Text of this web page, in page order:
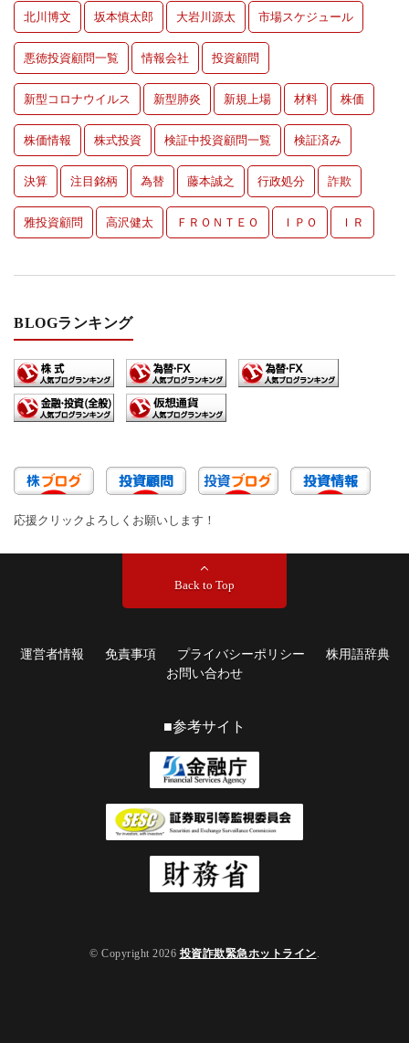
北川博文 坂本慎太郎 大岩川源太 市場スケジュール
悪徳投資顧問一覧 情報会社 投資顧問
新型コロナウイルス 新型肺炎 新規上場 材料 株価
株価情報 株式投資 検証中投資顧問一覧 検証済み
決算 注目銘柄 為替 藤本誠之 行政処分 詐欺
雅投資顧問 高沢健太 ＦＲＯＮＴＥＯ ＩＰＯ ＩＲ
BLOGランキング
応援クリックよろしくお願いします！
Back to Top
運営者情報 免責事項 プライバシーポリシー
株用語辞典
お問い合わせ
■参考サイト
© Copyright 2026 投資詐欺緊急ホットライン.